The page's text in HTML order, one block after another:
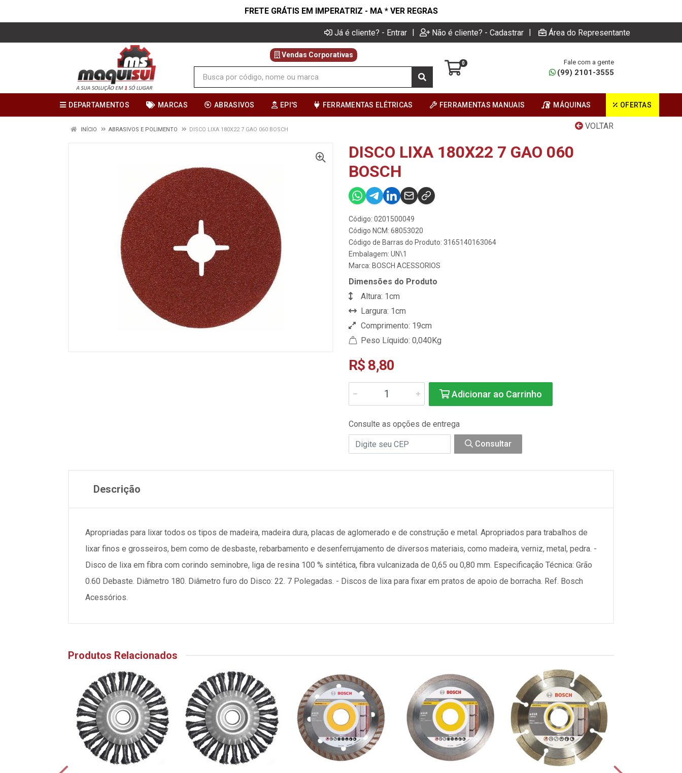
FRETE GRÁTIS EM IMPERATRIZ - MA * VER REGRAS
Já é cliente? - Entrar | Não é cliente? - Cadastrar | Área do Representante
Vendas Corporativas
0 Fale com a gente
(99) 2101-3555
DEPARTAMENTOS MARCAS ABRASIVOS EPI'S FERRAMENTAS ELÉTRICAS FERRAMENTAS MANUAIS MÁQUINAS OFERTAS
VOLTAR
INÍCIO ABRASIVOS E POLIMENTO DISCO LIXA 180X22 7 GAO 060 BOSCH
DISCO LIXA 180X22 7 GAO 060
BOSCH
Código: 0201500049
Código NCM: 68053020
Código de Barras do Produto: 3165140163064
Embalagem: UN\1
Marca: BOSCH ACESSORIOS
Dimensões do Produto
Altura: 1cm
Largura: 1cm
Comprimento: 19cm
Peso Líquido: 0,040Kg
R$ 8,80
Adicionar ao Carrinho
Consulte as opções de entrega
Consultar
Descrição
Apropriadas para lixar todos os tipos de madeira, madeira dura, placas de aglomerado e de construção e metal. Apropriados para trabalhos de
lixar finos e grosseiros, bem como de desbaste, rebarbamento e desenferrujamento de diversos materiais, como madeira, verniz, metal, pedra. -
Disco de lixa em fibra com corindo seminobre, liga de resina 100 % sintética, fibra vulcanizada de 0,65 ou 0,80 mm. Especificação Técnica: Grão
0.60 Debaste. Diâmetro 180. Diâmetro furo do Disco: 22. 7 Polegadas. - Discos de lixa para fixar em pratos de apoio de borracha. Ref. Bosch
Acessórios.
Produtos Relacionados